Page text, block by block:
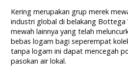
Kering merupakan grup merek
industri global di belakang Bottega
mewah lainnya yang telah
bebas logam bagi seperempat
tanpa logam ini dapat mencegah
pasokan air lokal.